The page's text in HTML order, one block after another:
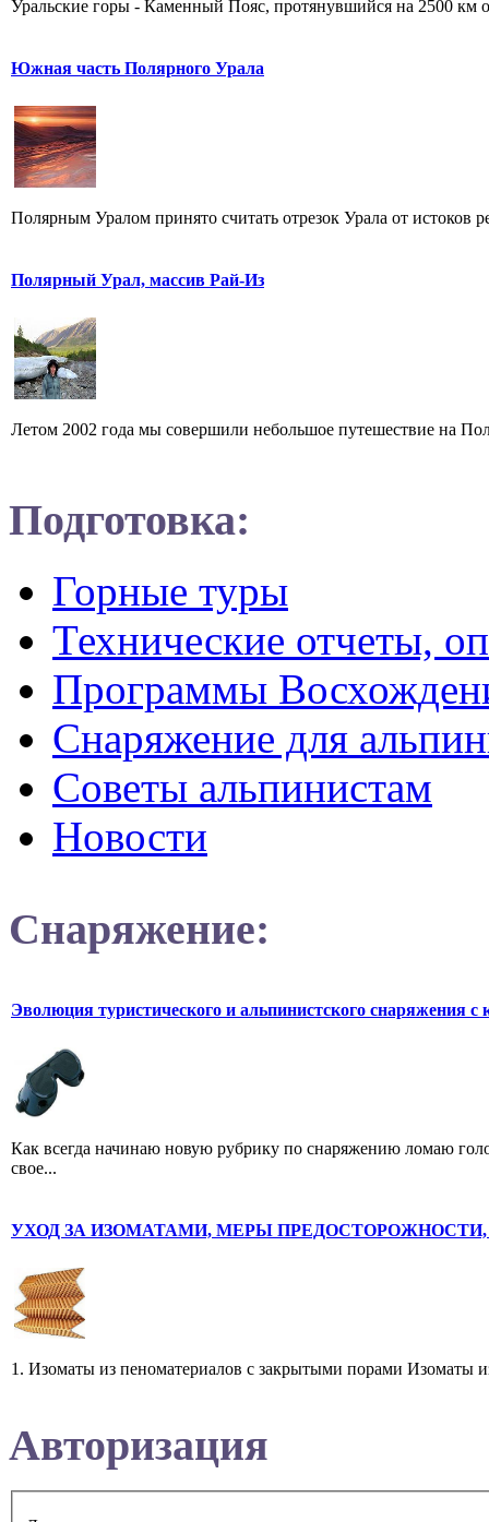
Уральские горы - Каменный Пояс, протянувшийся на 2500 км
Южная часть Полярного Урала
Полярным Уралом принято считать отрезок Урала от истоков
Полярный Урал, массив Рай-Из
Летом 2002 года мы совершили небольшое путешествие на
Подготовка:
Горные туры
Технические отчеты,
Программы
Снаряжение для
Советы альпинистам
Новости
Снаряжение:
Эволюция туристического и альпинистского снаряжения с
Как всегда начинаю новую рубрику по снаряжению ломаю
свое...
УХОД ЗА ИЗОМАТАМИ, МЕРЫ ПРЕДОСТОРОЖНОСТИ,
1. Изоматы из пеноматериалов с закрытыми порами Изоматы
Авторизация